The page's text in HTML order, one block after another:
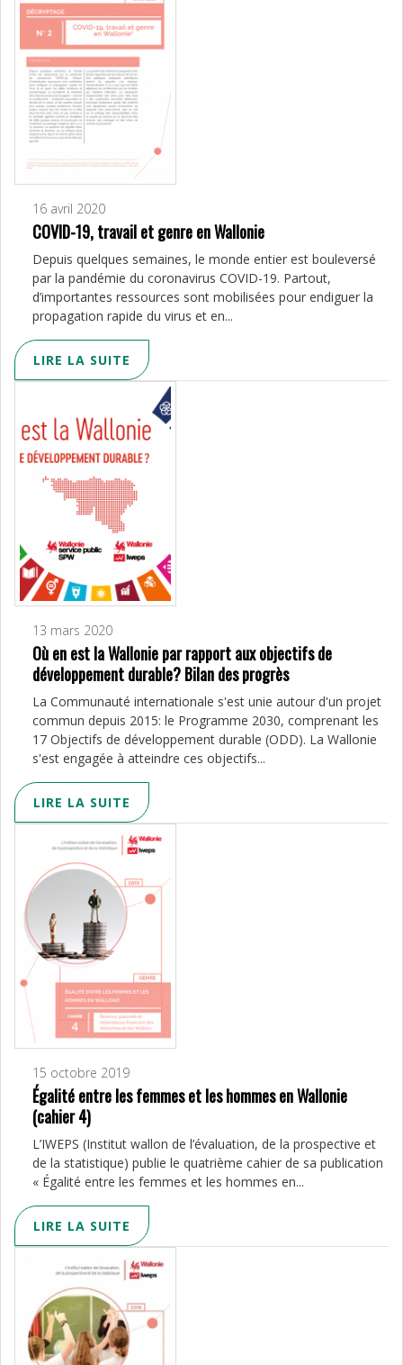
16 avril 2020
COVID-19, travail et genre en Wallonie
Depuis quelques semaines, le monde entier est bouleversé
par la pandémie du coronavirus COVID-19. Partout,
d’importantes ressources sont mobilisées pour endiguer la
propagation rapide du virus et en...
LIRE LA SUITE
13 mars 2020
Où en est la Wallonie par rapport aux objectifs de
développement durable? Bilan des progrès
La Communauté internationale s'est unie autour d'un projet
commun depuis 2015: le Programme 2030, comprenant les
17 Objectifs de développement durable (ODD). La Wallonie
s'est engagée à atteindre ces objectifs...
LIRE LA SUITE
15 octobre 2019
Égalité entre les femmes et les hommes en Wallonie
(cahier 4)
L’IWEPS (Institut wallon de l’évaluation, de la prospective et
de la statistique) publie le quatrième cahier de sa publication
« Égalité entre les femmes et les hommes en...
LIRE LA SUITE